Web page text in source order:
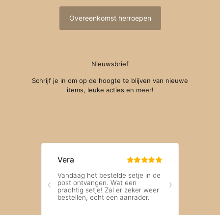
Overeenkomst herroepen
Nieuwsbrief
Schrijf je in om op de hoogte te blijven van nieuwe
items, leuke acties en meer!